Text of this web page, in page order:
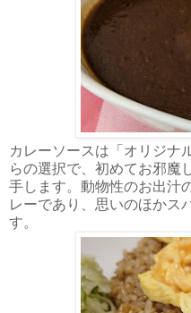
カレーソースは「オリジナ
らの選択で、初めてお邪魔
手します。動物性のお出汁
レーであり、思いのほかス
す。